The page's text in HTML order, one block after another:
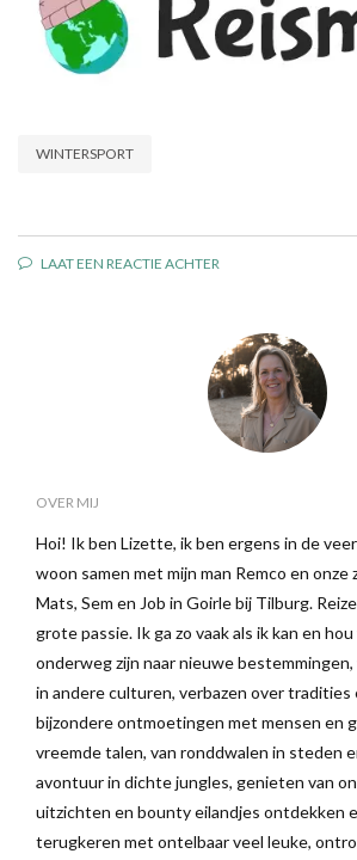
WINTERSPORT
LAAT EEN REACTIE ACHTER
OVER MIJ
Hoi! Ik ben Lizette, ik ben ergens in de
woon samen met mijn man Remco en onze
Mats, Sem en Job in Goirle bij Tilburg.
grote passie. Ik ga zo vaak als ik kan en hou
onderweg zijn naar nieuwe bestemmingen,
in andere culturen, verbazen over tradities
bijzondere ontmoetingen met mensen en
vreemde talen, van ronddwalen in steden
avontuur in dichte jungles, genieten van
uitzichten en bounty eilandjes ontdekken
terugkeren met ontelbaar veel leuke,